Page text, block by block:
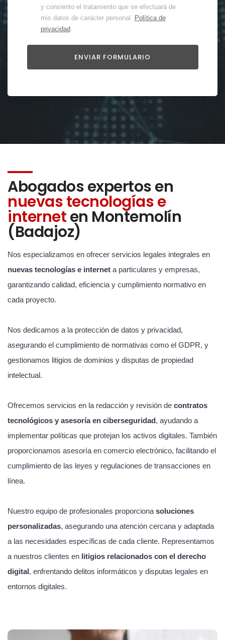
y consiento el tratamiento que se efectuará de
mis datos de carácter personal. Política de
privacidad.
Abogados expertos en
nuevas tecnologías e
interneten Montemolín
(Badajoz)
Nos especializamos en ofrecer servicios legales integrales en
nuevas tecnologías e internet a particulares y empresas,
garantizando calidad, eficiencia y cumplimiento normativo en
cada proyecto.
Nos dedicamos a la protección de datos y privacidad,
asegurando el cumplimiento de normativas como el GDPR, y
gestionamos litigios de dominios y disputas de propiedad
intelectual.
Ofrecemos servicios en la redacción y revisión de contratos
tecnológicos y asesoría en ciberseguridad, ayudando a
implementar políticas que protejan los activos digitales. También
proporcionamos asesoría en comercio electrónico, facilitando el
cumplimiento de las leyes y regulaciones de transacciones en
línea.
Nuestro equipo de profesionales proporciona soluciones
personalizadas, asegurando una atención cercana y adaptada
a las necesidades específicas de cada cliente. Representamos
a nuestros clientes en litigios relacionados con el derecho
digital, enfrentando delitos informáticos y disputas legales en
entornos digitales.